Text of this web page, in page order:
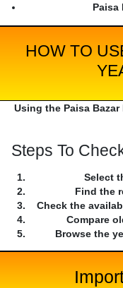
Paisa
HOW TO
Using the Paisa
Steps To
Select
Find the
Check the
Compare
Browse the